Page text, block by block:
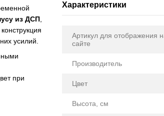
из ДСП
усилий.
при
Характеристики
Артикул для отображения
сайте
Производитель
Цвет
Высота, см